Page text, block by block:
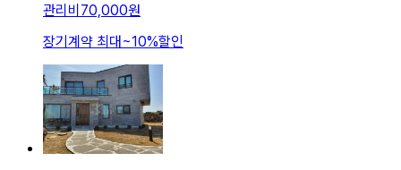
관리비 70,000원
장기계약 최대 ~10%할인